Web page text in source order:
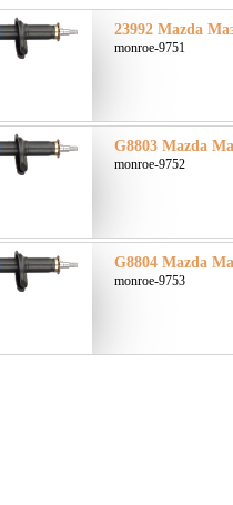
23992 Mazda
monroe-9751
G8803 Mazda
monroe-9752
G8804 Mazda
monroe-9753